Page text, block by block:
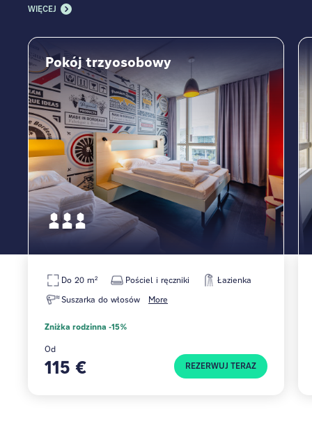
WIĘCEJ
Pokój trzyosobowy
More
Do 20 m² Pościel i ręczniki
Łazienka
Suszarka do włosów
Zniżka rodzinna -15%
Od
115 € REZERWUJ TERAZ